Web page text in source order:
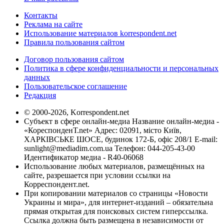
Контакты
Реклама на сайте
Использование материалов korrespondent.net
Правила пользования сайтом
Договор пользования сайтом
Политика в сфере конфиденциальности и персональных
данных
Пользовательское соглашение
Редакция
© 2000-2026, Korrespondent.net
Субъект в сфере онлайн-медиа Название онлайн-медиа -
«КореспонденТ.net» Адрес: 02091, місто Київ,
ХАРКІВСЬКЕ ШОСЕ, будинок 172-Б, офіс 208/1 E-mail:
sunlight@mediadim.com.ua Телефон: 044-205-43-00
Идентификатор медиа - R40-06068
Использование любых материалов, размещённых на
сайте, разрешается при условии ссылки на
Корреспондент.net.
При копировании материалов со страницы «Новости
Украины и мира», для интернет-изданий – обязательна
прямая открытая для поисковых систем гиперссылка.
Ссылка должна быть размещена в независимости от